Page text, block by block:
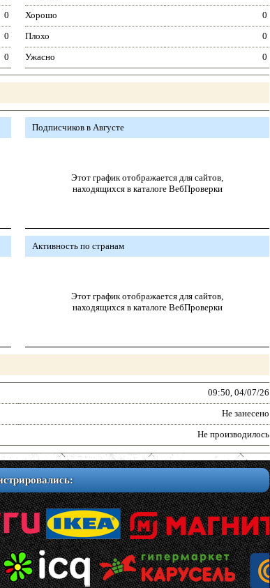
0
0
0
Хорошо
0
Плохо
0
Ужасно
0
Подписчиков в Августе
Этот график отображается для сайтов,
находящихся в каталоге ВебПроверки
Активность по странам
Этот график отображается для сайтов,
находящихся в каталоге ВебПроверки
09:50, 04/07/26
Не занесено
Не производилось